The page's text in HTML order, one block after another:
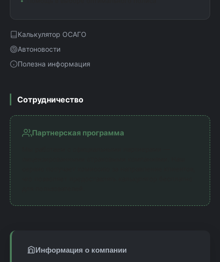
Калькулятор ОСАГО
Автоновости
Полезна информация
Сотрудничество
Партнерская программа
Информация о компании